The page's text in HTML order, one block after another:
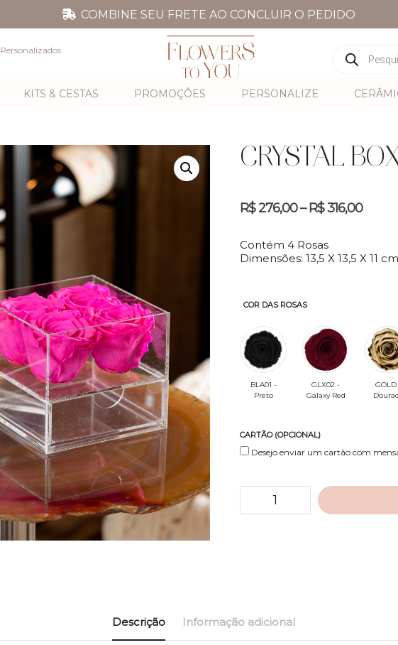
COMBINE SEU FRETE AO CONCLUIR O PEDIDO
Personalizados
KITS & CESTAS PROMOÇÕES PERSONALIZE
CRYSTAL
R$276,00– R$316,00
Contém 4 Rosas
Dimensões: 13,5 X 13,5 X 11
COR DAS ROSAS
BLA01 -
Preto
GLX02 -
Galaxy Red
CARTÃO (OPCIONAL)
Desejo enviar um cartão com
Descrição Informação adicional